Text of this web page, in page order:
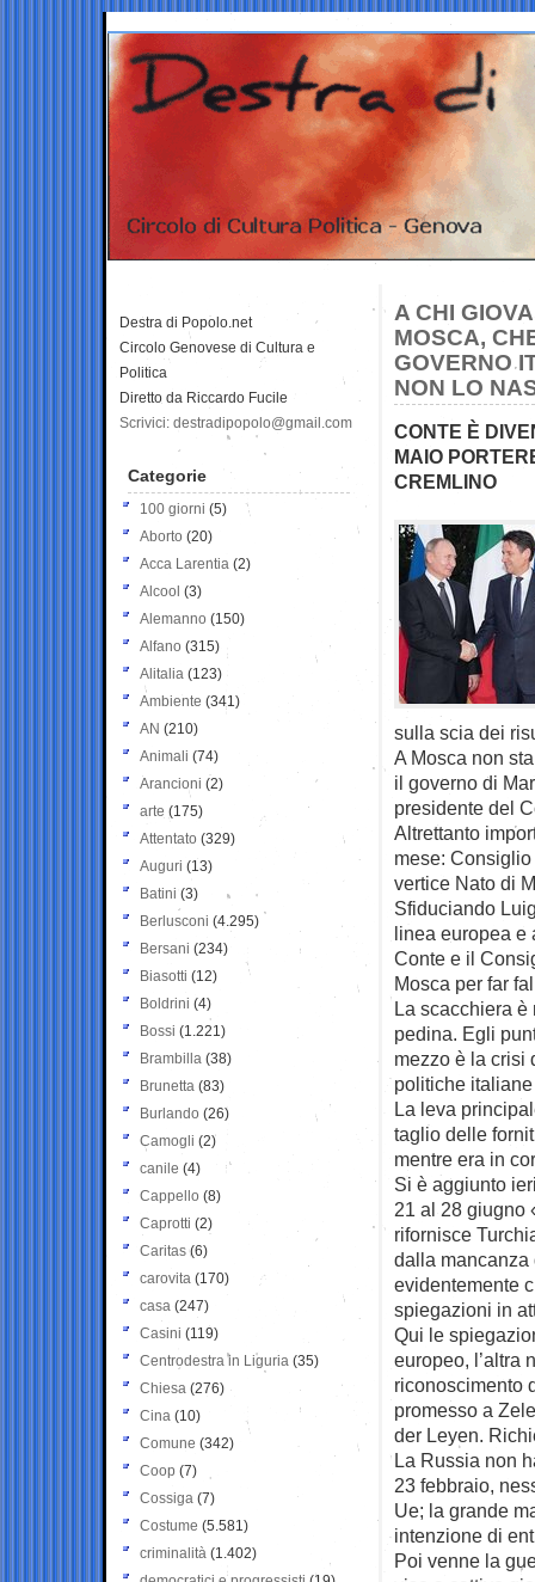
A CHI
MOSCA,
GOVERNO
NON LO
CONTE È
MAIO
CREMLINO
sulla scia dei
A Mosca non
il governo di
presidente del
Altrettanto
mese:
vertice Nato di
Sfiduciando
linea europea e
Conte e il
Mosca per far
La scacchiera è
pedina. Egli
mezzo è la crisi
politiche
La leva
taglio delle
mentre era in
Si è aggiunto
21 al 28 giugno
rifornisce
dalla mancanza
evidentemente
spiegazioni in
Qui le
europeo, l’altra
riconoscimento
promesso a
der Leyen.
La Russia non
23 febbraio,
Ue; la grande
intenzione di
Poi venne la
Destra di Popolo.net
Circolo Genovese di Cultura e
Politica
Diretto da Riccardo Fucile
Scrivici: destradipopolo@gmail.com
Categorie
100 giorni (5)
Aborto (20)
Acca Larentia (2)
Alcool (3)
Alemanno (150)
Alfano (315)
Alitalia (123)
Ambiente (341)
AN (210)
Animali (74)
Arancioni (2)
arte (175)
Attentato (329)
Auguri (13)
Batini (3)
Berlusconi (4.295)
Bersani (234)
Biasotti (12)
Boldrini (4)
Bossi (1.221)
Brambilla (38)
Brunetta (83)
Burlando (26)
Camogli (2)
canile (4)
Cappello (8)
Caprotti (2)
Caritas (6)
carovita (170)
casa (247)
Casini (119)
Centrodestra in Liguria (35)
Chiesa (276)
Cina (10)
Comune (342)
Coop (7)
Cossiga (7)
Costume (5.581)
criminalità (1.402)